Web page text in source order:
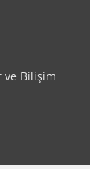
ve Bilişim